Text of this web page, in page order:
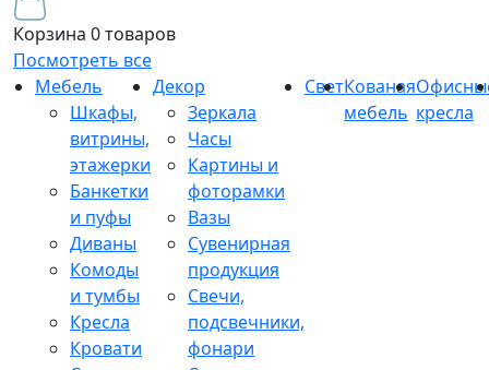
Корзина 0 товаров
Посмотреть все
Мебель
Шкафы,
витрины,
этажерки
Банкетки
и пуфы
Диваны
Комоды
и тумбы
Кресла
Кровати
Декор
Зеркала
Часы
Картины и
фоторамки
Вазы
Сувенирная
продукция
Свечи,
подсвечники,
фонари
СветКованая
мебель кресла